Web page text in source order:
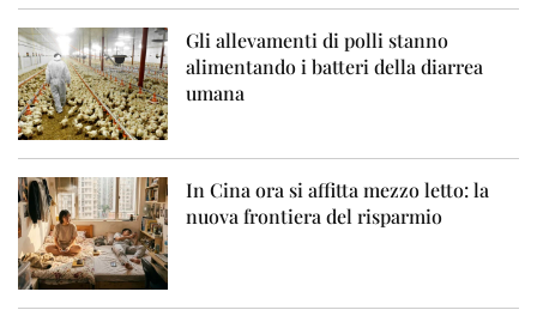
Gli allevamenti di polli stanno
alimentando i batteri della diarrea
umana
In Cina ora si affitta mezzo letto: la
nuova frontiera del risparmio